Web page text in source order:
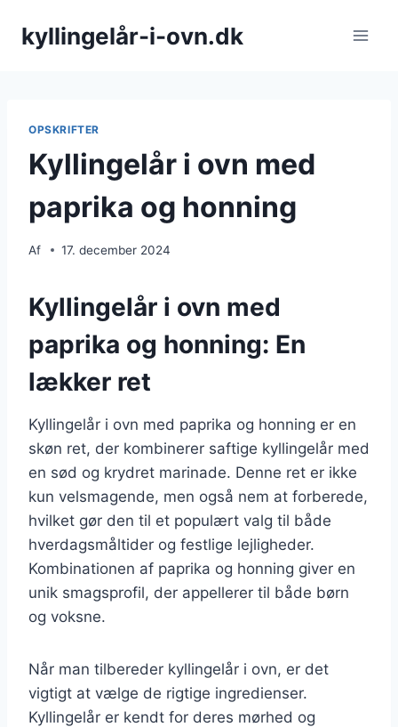
kyllingelår-i-ovn.dk
OPSKRIFTER
Kyllingelår i ovn med
paprika og honning
Af 17. december 2024
Kyllingelår i ovn med
paprika og honning: En
lækker ret
Kyllingelår i ovn med paprika og honning er en
skøn ret, der kombinerer saftige kyllingelår med
en sød og krydret marinade. Denne ret er ikke
kun velsmagende, men også nem at forberede,
hvilket gør den til et populært valg til både
hverdagsmåltider og festlige lejligheder.
Kombinationen af paprika og honning giver en
unik smagsprofil, der appellerer til både børn
og voksne.
Når man tilbereder kyllingelår i ovn, er det
vigtigt at vælge de rigtige ingredienser.
Kyllingelår er kendt for deres mørhed og